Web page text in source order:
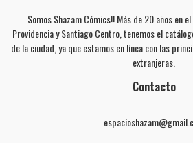
Somos Shazam Cómics!! Más de 20 años en
Providencia y Santiago Centro, tenemos el
de la ciudad, ya que estamos en línea con las
extranjeras.
Contacto